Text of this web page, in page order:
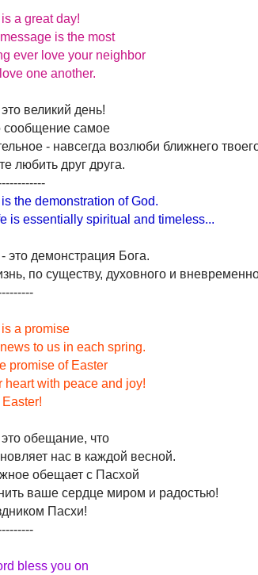
a great day!
is the most
ever love your neighbor
one another.
великий день!
сообщение самое
- навсегда возлюби ближнего
любить друг друга.
the demonstration of God.
is essentially spiritual and timeless...
это демонстрация Бога.
по существу, духовного и
a promise
to us in each spring.
promise of Easter
heart with peace and joy!
обещание, что
нас в каждой весной.
обещает с Пасхой
ваше сердце миром и радостью!
Пасхи!
bless you on